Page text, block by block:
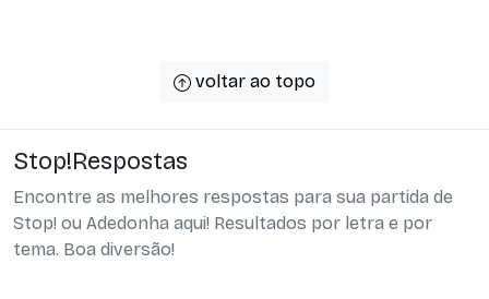
voltar ao topo
Stop!Respostas
Encontre as melhores respostas para sua partida de
Stop! ou Adedonha aqui! Resultados por letra e por
tema. Boa diversão!